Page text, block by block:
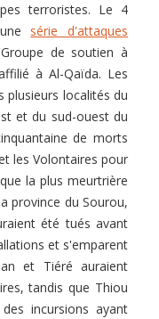
terroristes. Le 4
série d'attaques
de soutien à
à Al-Qaïda. Les
plusieurs localités du
et du sud-ouest du
de morts
les Volontaires pour
la plus meurtrière
province du Sourou,
été tués avant
et s'emparent
et Tiéré auraient
tandis que Thiou
incursions ayant